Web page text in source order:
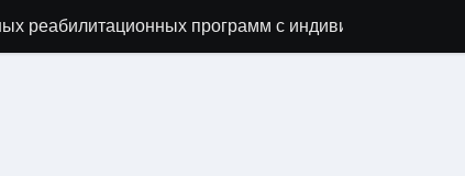
реабилитационных программ с индивидуальным